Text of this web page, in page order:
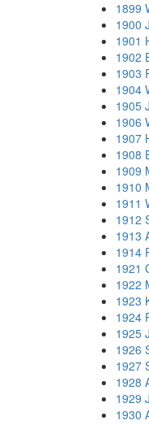
1899
1900
1901
1902
1903
1904
1905
1906
1907
1908
1909
1910
1911
1912
1913
1914
1921
1922
1923
1924
1925
1926
1927
1928
1929
1930